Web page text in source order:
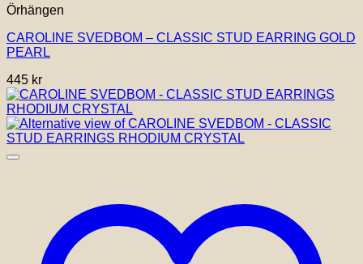
Örhängen
CAROLINE SVEDBOM – CLASSIC STUD EARRING GOLD
PEARL
445 kr